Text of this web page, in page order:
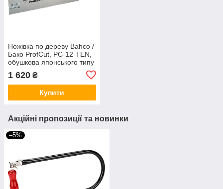
Ножівка по дереву Bahco /
Бако ProfCut, PC-12-TEN,
обушкова японського типу
1 620 ₴
Купити
Акційні пропозиції та новинки
–5%